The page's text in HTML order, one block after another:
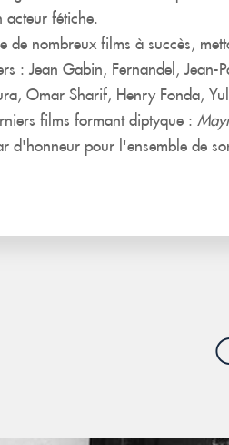
acteur fétiche.
nombreux films à succès,
: Jean Gabin, Fernandel, Jean-
Omar Sharif, Henry Fonda,
films formant diptyque :
d'honneur pour l'ensemble de